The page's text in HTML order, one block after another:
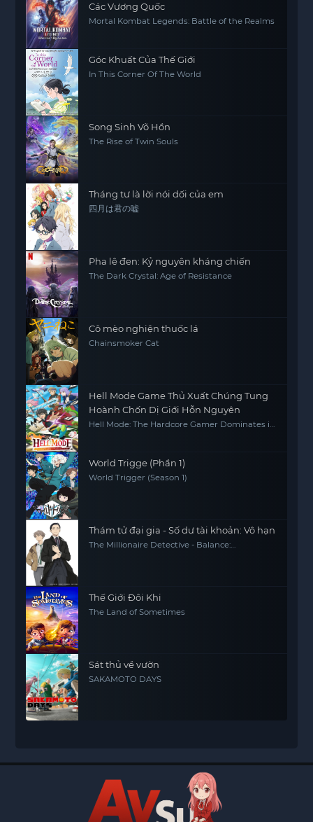
Các Vương Quốc
Mortal Kombat Legends: Battle of the Realms
Góc Khuất Của Thế Giới
In This Corner Of The World
Song Sinh Võ Hồn
The Rise of Twin Souls
Tháng tư là lời nói dối của em
四月は君の嘘
Pha lê đen: Kỷ nguyên kháng chiến
The Dark Crystal: Age of Resistance
Cô mèo nghiện thuốc lá
Chainsmoker Cat
Hell Mode Game Thủ Xuất Chúng Tung
Hoành Chốn Dị Giới Hỗn Nguyên
Hell Mode: The Hardcore Gamer Dominates in
World Trigge (Phần 1)
World Trigger (Season 1)
Thám tử đại gia - Số dư tài khoản: Vô hạn
The Millionaire Detective - Balance:
Thế Giới Đôi Khi
The Land of Sometimes
Sát thủ về vườn
SAKAMOTO DAYS